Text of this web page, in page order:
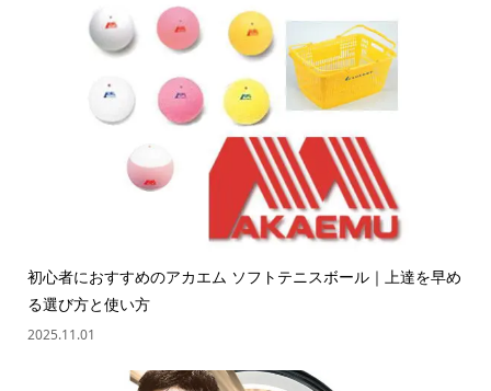
初心者におすすめのアカエム ソフトテニスボール｜上達を早め
る選び方と使い方
2025.11.01